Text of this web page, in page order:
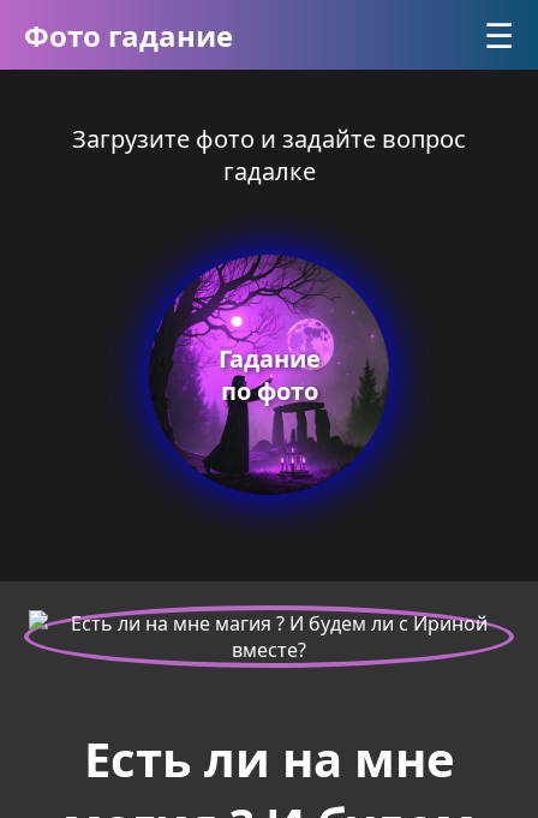
Фото гадание ☰
Загрузите фото и задайте вопрос
гадалке
Гадание
по фото
Есть ли на мне